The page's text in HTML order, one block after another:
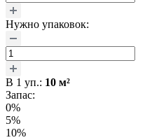
Нужно упаковок:
В 1 уп.: 10 м²
Запас:
0%
5%
10%